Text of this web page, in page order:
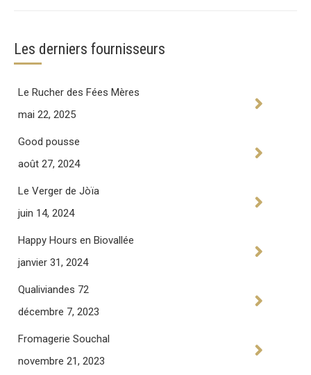
Les derniers fournisseurs
Le Rucher des Fées Mères
mai 22, 2025
Good pousse
août 27, 2024
Le Verger de Jòïa
juin 14, 2024
Happy Hours en Biovallée
janvier 31, 2024
Qualiviandes 72
décembre 7, 2023
Fromagerie Souchal
novembre 21, 2023